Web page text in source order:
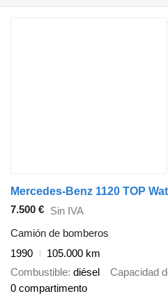
Mercedes-Benz 1120 TOP
7.500 € Sin IVA
Camión de bomberos
1990
105.000 km
Combustible diésel Capacidad
0 compartimento